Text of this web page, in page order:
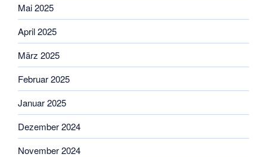
Mai 2025
April 2025
März 2025
Februar 2025
Januar 2025
Dezember 2024
November 2024